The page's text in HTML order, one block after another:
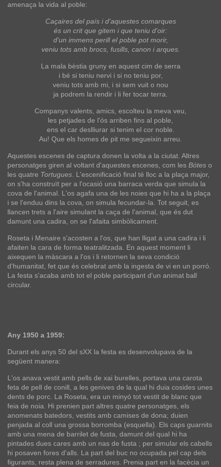
amenaça la vida al poble:
Caçaires del país i d'aquestes comarques
és un crit que gitem i que teniu d'oir:
d'un immens perill el poble pot morir,
veniu tots amb brocs, fusills, canon i arques.
La mala bèstia gruny en aquest cim de serra
i bé si teniu nervi i si no teniu por,
veniu tots amb mi, i si sem vuit o nou
ja podrem la rendir i li fer tocar terra.
Companys valents, amics, escolteu la meva veu,
les petjades de l'ós arriben fins al poble,
ens el car deslliurar si tenim el cor noble.
Au! Que els homes de pit me segueixin arreu.
Aquestes escenes de captura donen la volta a la ciutat. Altres
personatges giren al voltant d'aquestes escenes, com les Bótes o
les quatre Tortugues . L'escenificació final té lloc a la plaça major,
on s'ha construït per a l'ocasió una barraca verda que simula la
cova de l'animal. L'os agafa una de les noies que hi ha a la plaça
i se l'enduu dins la cova, on simula fecundar-la. Tot seguit, es
llancen trets a l'aire simulant la caça de l'animal, que és dut
damunt una cadira, on se l'afaita simbòlicament.
Roseta i Menaire s'acosten a l'os, que han lligat a una cadira i li
afaiten la cara de forma teatralitzada. En aquest moment li
aixequen la màscara a l'os i li retornen la seva condició
d'humanitat, fet que és celebrat amb la ingesta de vi en un porró.
La festa s'acaba amb tot el poble participant d'un animat ball
circular.
Any 1950 a 1959:
Durant els anys 50 del sXX la festa es desenvolupava de la
següent manera:
L'os anava vestit amb pells de xai burelles, portava una carota
feta de pell de conill, a les genives de la qual hi duia cosides unes
dents de porc. La Roseta, era un minyó tot vestit de blanc que
feia de noia. Hi prenien part altres quatre personatges, els
anomenats batedors, vestits amb camises de dona; duien
penjada al coll una grossa borromba (esquella). Els caps guarnits
amb una mena de barrilet de fusta, damunt del qual hi ha
pintades dues cares amb un nas de fusta ; per simular els cabells
hi posaven fores d'alls. La part del buc no ocupada pel cap dels
figurants, resta plena de serradures. Prenia part en la facècia un